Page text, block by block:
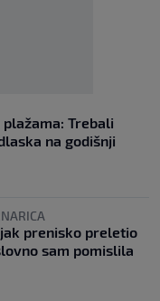
Trebali
na godišnji
prenisko preletio
sam pomislila